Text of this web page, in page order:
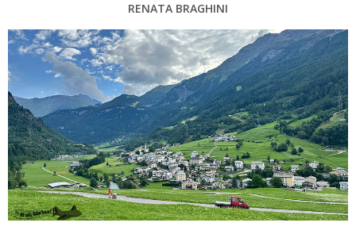
RENATA BRAGHINI